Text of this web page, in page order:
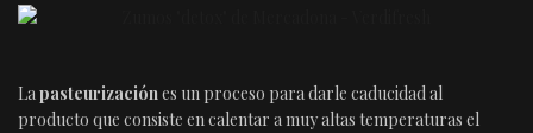
Lapasteurizaciónes un proceso para darle caducidad al
producto que consiste en calentar a muy altas temperaturas el